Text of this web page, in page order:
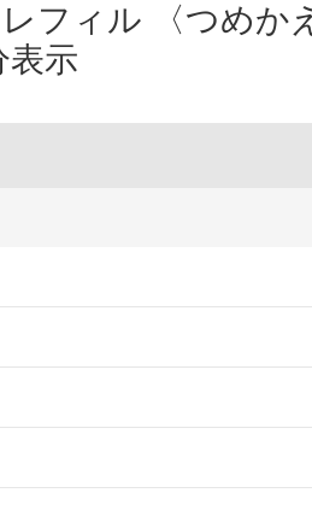
基礎化粧品
ボディケア・ハン
ベースメイク
ビューティシリーズ
フィル 〈つめか
示